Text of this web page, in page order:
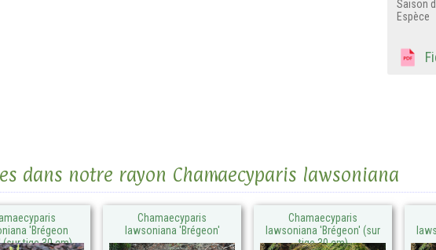
Saison
Espèce
dans notre rayon Chamaecyparis lawsoniana
'Brégeon
tige 30 cm)
Chamaecyparis
lawsoniana 'Brégeon'
Chamaecyparis
lawsoniana 'Brégeon' (sur
tige 30 cm)